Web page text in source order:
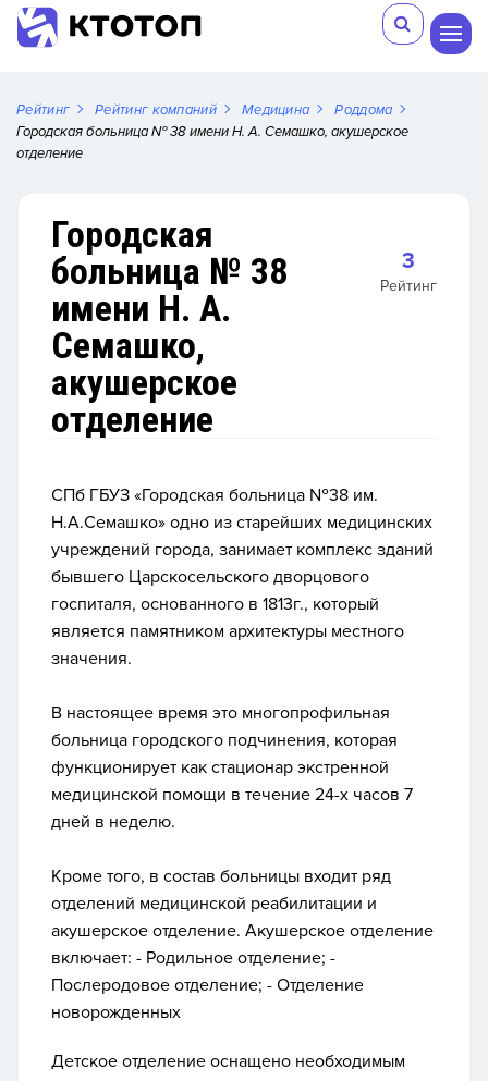
Рейтинг Рейтинг компаний Медицина
Роддома
Городская больница № 38 имени Н. А. Семашко, акушерское
отделение
Городская
больница № 38
имени Н. А.
Семашко,
акушерское
отделение
3
Рейтинг
СПб ГБУЗ «Городская больница №38 им.
Н.А.Семашко» одно из старейших медицинских
учреждений города, занимает комплекс зданий
бывшего Царскосельского дворцового
госпиталя, основанного в 1813г., который
является памятником архитектуры местного
значения.
В настоящее время это многопрофильная
больница городского подчинения, которая
функционирует как стационар экстренной
медицинской помощи в течение 24-х часов 7
дней в неделю.
Кроме того, в состав больницы входит ряд
отделений медицинской реабилитации и
акушерское отделение. Акушерское отделение
включает: - Родильное отделение; -
Послеродовое отделение; - Отделение
новорожденных
Детское отделение оснащено необходимым